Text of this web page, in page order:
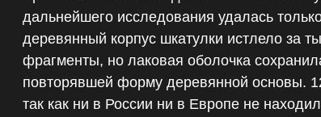
дальнейшего исследования удалась
деревянный корпус шкатулки истлело за
фрагменты, но лаковая оболочка
повторявшей форму деревянной основы.
так как ни в России ни в Европе не